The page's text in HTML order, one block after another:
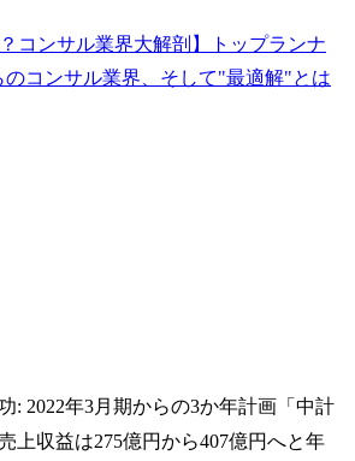
コンサル業界大解剖】トップランナ
コンサル業界、そして"最適解"とは
: 2022年3月期からの3か年計画「中計
上収益は275億円から407億円へと年